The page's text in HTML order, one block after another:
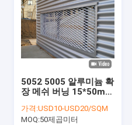
5052 5005 알루미늄 확
장 메쉬 버닝 15*50mm
구멍
가격:USD10-USD20/SQM
MOQ:50제곱미터